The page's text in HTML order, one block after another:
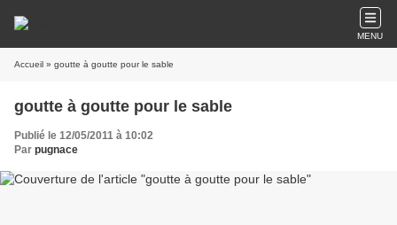
MENU
Accueil » goutte à goutte pour le sable
goutte à goutte pour le sable
Publié le 12/05/2011 à 10:02
Par pugnace